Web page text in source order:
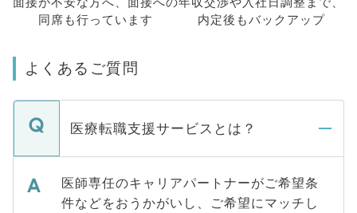
同席も行っています
内定後もバックアップ
よくあるご質問
医療転職支援サービスとは？
医師専任のキャリアパートナーがご希望条
件などをおうかがいし、ご希望にマッチし